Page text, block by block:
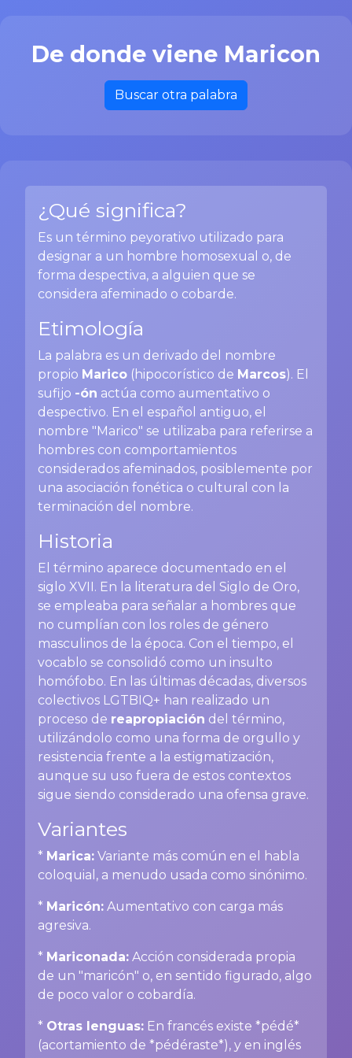
De donde viene Maricon
Buscar otra palabra
¿Qué significa?
Es un término peyorativo utilizado para
designar a un hombre homosexual o, de
forma despectiva, a alguien que se
considera afeminado o cobarde.
Etimología
La palabra es un derivado del nombre
propio Marico (hipocorístico de Marcos). El
sufijo -ón actúa como aumentativo o
despectivo. En el español antiguo, el
nombre "Marico" se utilizaba para referirse a
hombres con comportamientos
considerados afeminados, posiblemente por
una asociación fonética o cultural con la
terminación del nombre.
Historia
El término aparece documentado en el
siglo XVII. En la literatura del Siglo de Oro,
se empleaba para señalar a hombres que
no cumplían con los roles de género
masculinos de la época. Con el tiempo, el
vocablo se consolidó como un insulto
homófobo. En las últimas décadas, diversos
colectivos LGTBIQ+ han realizado un
proceso de reapropiación del término,
utilizándolo como una forma de orgullo y
resistencia frente a la estigmatización,
aunque su uso fuera de estos contextos
sigue siendo considerado una ofensa grave.
Variantes
* Marica: Variante más común en el habla
coloquial, a menudo usada como sinónimo.
* Maricón: Aumentativo con carga más
agresiva.
* Mariconada: Acción considerada propia
de un "maricón" o, en sentido figurado, algo
de poco valor o cobardía.
* Otras lenguas: En francés existe *pédé*
(acortamiento de *pédéraste*), y en inglés